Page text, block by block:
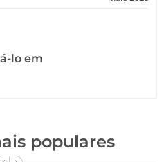
lo em
populares